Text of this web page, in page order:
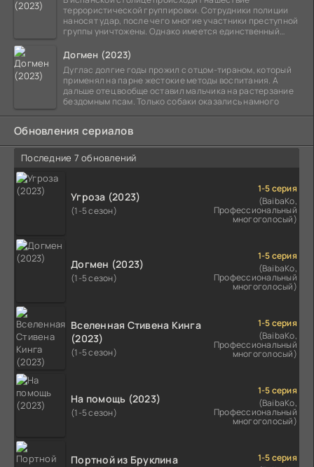
террористической группировки. Сотрудники полиции
наносят удар, после чего многие участники преступной
группы уничтожены. Однако имеется единственный
Догмен (2023)
Дуглас долгие годы прожил с отцом-тираном, который
применял на парне жестокие методы воспитания. А
дальше отец вообще оставил мальчика на растерзание
бездомным псам. Только собаки оказались намного
Обновления сериалов
Последние 7 обновлений
Угроза (2023)
(1-5 сезон)
1-5 серия
(BaibaKo,
Профессиональный
многоголосый)
Догмен (2023)
(1-5 сезон)
1-5 серия
(BaibaKo,
Профессиональный
многоголосый)
Вселенная Стивена Кинга
(2023)
(1-5 сезон)
1-5 серия
(BaibaKo,
Профессиональный
многоголосый)
На помощь (2023)
(1-5 сезон)
1-5 серия
(BaibaKo,
Профессиональный
многоголосый)
Портной из Бруклина
1-5 серия